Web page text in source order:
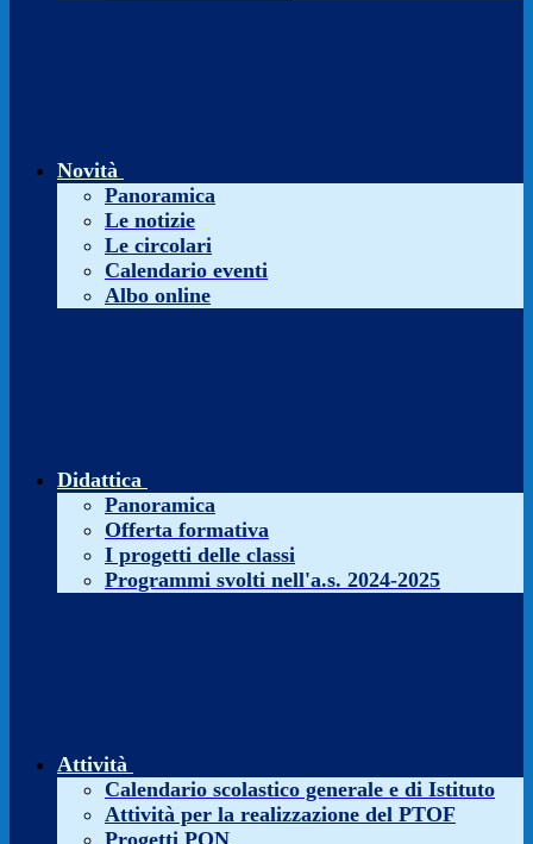
Novità
Panoramica
Le notizie
Le circolari
Calendario eventi
Albo online
Didattica
Panoramica
Offerta formativa
I progetti delle classi
Programmi svolti nell'a.s. 2024-2025
Attività
Calendario scolastico generale e di Istituto
Attività per la realizzazione del PTOF